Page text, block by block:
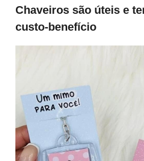
Chaveiros são úteis e
custo-benefício